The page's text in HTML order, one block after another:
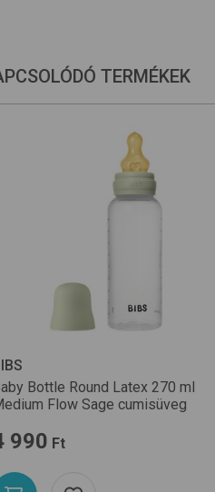
TERMÉKEK
Bottle Round Latex 270 ml
Flow Sage cumisüveg
990 Ft